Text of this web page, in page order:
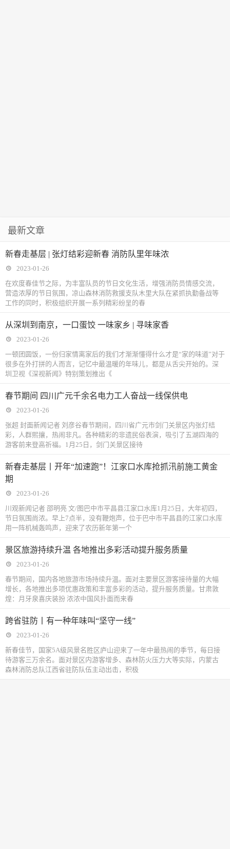
最新文章
新春走基层 | 张灯结彩迎新春 消防队里年味浓
2023-01-26
在欢度春佳节之际，为丰富队员的节日文化生活，增强消防员情感交流，
营造浓厚的节日氛围，凉山森林消防救援支队木里大队在紧抓执勤备战等
工作的同时，积极组织开展一系列精彩纷呈的春
从深圳到南京，一口蛋饺 一味家乡 | 寻味家香
2023-01-26
一顿团圆饭，一份归家情离家后的我们才渐渐懂得什么才是“家的味道”对于
很多在外打拼的人而言，记忆中最温暖的年味儿，都是从舌尖开始的。深
圳卫视《深视新闻》特别策划推出《
春节期间 四川广元千余名电力工人奋战一线保供电
2023-01-26
张超 封面新闻记者 刘彦谷春节期间，四川省广元市剑门关景区内张灯结
彩，人群熙攘，热闹非凡。各种精彩的非遗民俗表演，吸引了五湖四海的
游客前来登高祈福。1月25日，剑门关景区接待
新春走基层丨开年“加速跑”！江家口水库抢抓汛前施工黄金
期
2023-01-26
川观新闻记者 邵明亮 文/图巴中市平昌县江家口水库1月25日，大年初四，
节日氛围尚浓。早上7点半，没有鞭炮声，位于巴中市平昌县的江家口水库
用一阵机械轰鸣声，迎来了农历新年第一个
景区旅游持续升温 各地推出多彩活动提升服务质量
2023-01-26
春节期间，国内各地旅游市场持续升温。面对主要景区游客接待量的大幅
增长，各地推出多项优惠政策和丰富多彩的活动，提升服务质量。甘肃敦
煌：月牙泉喜庆装扮 浓浓中国风扑面而来春
跨省驻防丨有一种年味叫“坚守一线”
2023-01-26
新春佳节，国家5A级风景名胜区庐山迎来了一年中最热闹的季节，每日接
待游客三万余名。面对景区内游客增多、森林防火压力大等实际，内蒙古
森林消防总队江西省驻防队伍主动出击，积极